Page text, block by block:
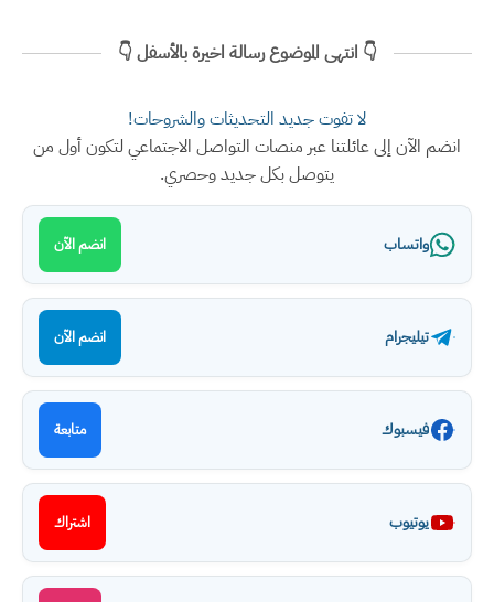
👇 انتهى الموضوع رسالة اخيرة بالأسفل 👇
لا تفوت جديد التحديثات والشروحات!
انضم الآن إلى عائلتنا عبر منصات التواصل الاجتماعي لتكون أول من
يتوصل بكل جديد وحصري.
واتساب انضم الآن
تيليجرام انضم الآن
فيسبوك متابعة
يوتيوب اشتراك